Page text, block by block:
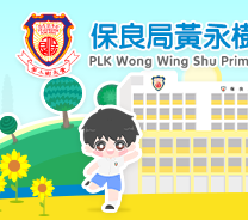
Skip to main content